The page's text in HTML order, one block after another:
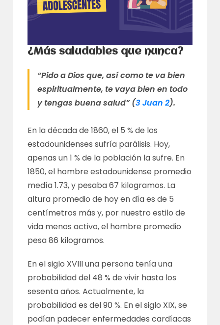
¿Más saludables que nunca?
“Pido a Dios que, así como te va bien
espiritualmente, te vaya bien en todo
y tengas buena salud” (3 Juan 2).
En la década de 1860, el 5 % de los
estadounidenses sufría parálisis. Hoy,
apenas un 1 % de la población la sufre. En
1850, el hombre estadounidense promedio
medía 1.73, y pesaba 67 kilogramos. La
altura promedio de hoy en día es de 5
centímetros más y, por nuestro estilo de
vida menos activo, el hombre promedio
pesa 86 kilogramos.
En el siglo XVIII una persona tenía una
probabilidad del 48 % de vivir hasta los
sesenta años. Actualmente, la
probabilidad es del 90 %. En el siglo XIX, se
podían padecer enfermedades cardíacas